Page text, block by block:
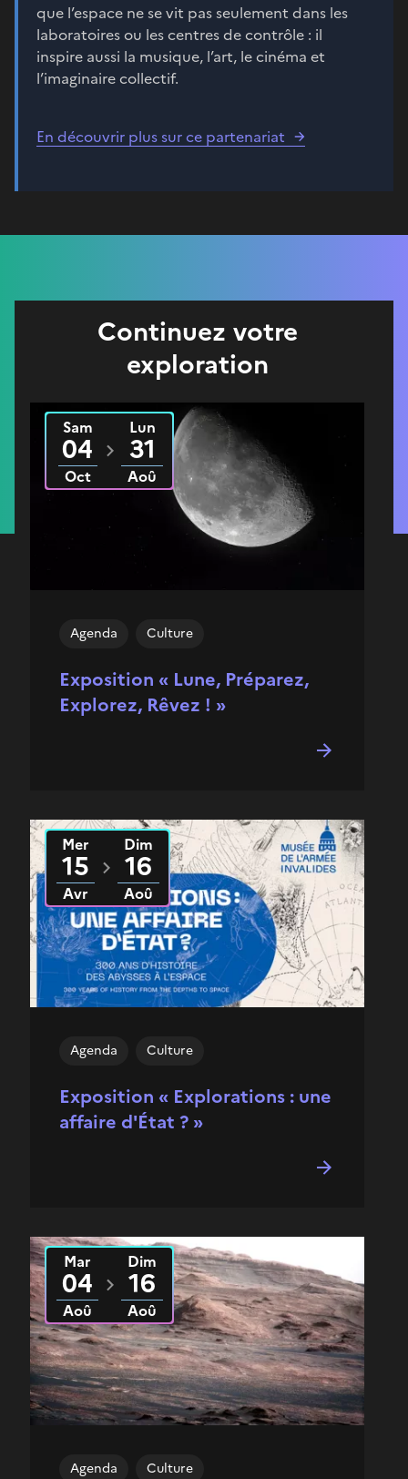
que l’espace ne se vit pas seulement dans les
laboratoires ou les centres de contrôle : il
inspire aussi la musique, l’art, le cinéma et
l’imaginaire collectif.
En découvrir plus sur ce partenariat
Continuez votre
exploration
Exposition « Lune, Préparez,
Explorez, Rêvez ! »
Agenda Culture
Du
Sam
04
Oct
2025 auLun
31
Aoû
2026
Exposition « Explorations : une
affaire d'État ? »
Agenda Culture
Du
Mer
15
Avr
2026 au
Dim
16
Aoû
2026
Agenda Culture
Du
Mar
04
Aoû
2026 au
Dim
16
Aoû
2026